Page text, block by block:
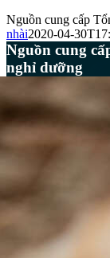
Nguồn cung cấp
nhài2020-04-
Nguồn cung
nghỉ dưỡng